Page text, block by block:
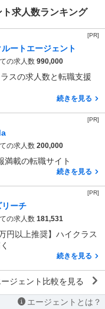
求人数ランキング
[PR]
ルートエージェント
の求人数 990,000
スの求人数と転職支援
続きを見る
[PR]
の求人数 200,000
満載の転職サイト
続きを見る
[PR]
リーチ
の求人数 181,531
円以上推奨】ハイクラス
続きを見る
ジェント比較を見る
エージェントとは？